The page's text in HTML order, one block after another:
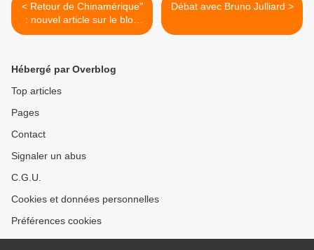
< Retour de Chinamérique"
: nouvel article sur le blog
50-50 de Laurent Fabius
Débat avec Bruno Julliard >
Hébergé par Overblog
Top articles
Pages
Contact
Signaler un abus
C.G.U.
Cookies et données personnelles
Préférences cookies